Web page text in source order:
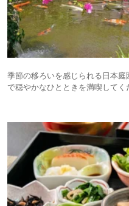
季節の移ろいを感じられる日本
で穏やかなひとときを満喫してく